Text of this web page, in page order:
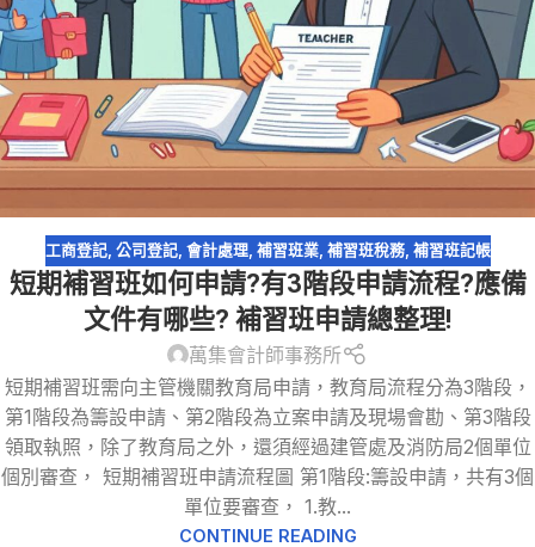
工商登記, 公司登記, 會計處理, 補習班業, 補習班稅務, 補習班記帳
短期補習班如何申請?有3階段申請流程?應備
文件有哪些? 補習班申請總整理!
萬集會計師事務所
短期補習班需向主管機關教育局申請，教育局流程分為3階段，
第1階段為籌設申請、第2階段為立案申請及現場會勘、第3階段
領取執照，除了教育局之外，還須經過建管處及消防局2個單位
個別審查， 短期補習班申請流程圖 第1階段:籌設申請，共有3個
單位要審查， 1.教...
CONTINUE READING